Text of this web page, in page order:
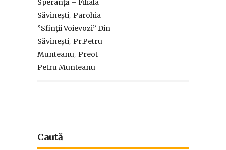
Speranță – Filiala
Săvinești, Parohia
”Sfinţii Voievozi” Din
Săvinești, Pr.Petru
Munteanu, Preot
Petru Munteanu
Caută